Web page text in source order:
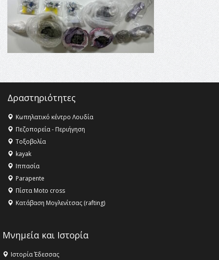
16:27 - Όλυμπος: Εντάχθηκε στον Κατάλογο Παγκόσμιας
Κληρονομιάς της UNESCO – Ομόφωνη η απόφαση Ο
Όλυμπος αναγνωρίστηκε ως φυσικό και πολιτιστικό
αγαθό εξέχουσας οικουμενικής αξίας για την
ανθρωπότητα
16:18 -
ΕΝΟΡΙΑΚΕΣ ΚΑΛΟΚΑΙΡΙΝΕΣ ΔΡΑΣΕΙΣ ΓΙΑ ΠΑΙΔΙΑ
ΣΤΗΝ ΕΔΕΣΣΑ
Δραστηριότητες
Κωπηλατικό κέντρο Λουδία
Πεζοπορεία - Περιήγηση
Τοξοβολία
kayak
Ιππασία
Parapente
Πίστα Moto cross
Κατάβαση Μογλενίτσας (rafting)
Μνημεία και Ιστορία
Ιστορία Έδεσσας